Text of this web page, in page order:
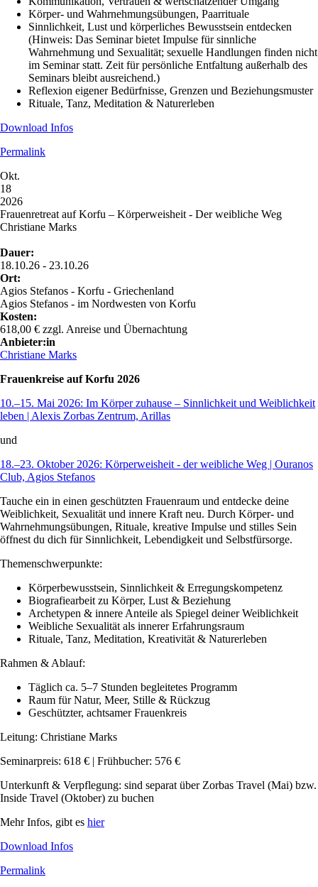
Körper- und Wahrnehmungsübungen, Paarrituale
Sinnlichkeit, Lust und körperliches Bewusstsein entdecken
(Hinweis: Das Seminar bietet Impulse für sinnliche
Wahrnehmung und Sexualität; sexuelle Handlungen finden nicht
im Seminar statt. Zeit für persönliche Entfaltung außerhalb des
Seminars bleibt ausreichend.)
Reflexion eigener Bedürfnisse, Grenzen und Beziehungsmuster
Rituale, Tanz, Meditation & Naturerleben
Download Infos
Permalink
Okt.
18
2026
Frauenretreat auf Korfu – Körperweisheit - Der weibliche Weg
Christiane Marks
Dauer:
18.10.26 - 23.10.26
Ort:
Agios Stefanos - Korfu - Griechenland
Agios Stefanos - im Nordwesten von Korfu
Kosten:
618,00 € zzgl. Anreise und Übernachtung
Anbieter:in
Christiane Marks
Frauenkreise auf Korfu 2026
10.–15. Mai 2026: Im Körper zuhause – Sinnlichkeit und Weiblichkeit
leben | Alexis Zorbas Zentrum, Arillas
und
18.–23. Oktober 2026: Körperweisheit - der weibliche Weg | Ouranos
Club, Agios Stefanos
Tauche ein in einen geschützten Frauenraum und entdecke deine
Weiblichkeit, Sexualität und innere Kraft neu. Durch Körper- und
Wahrnehmungsübungen, Rituale, kreative Impulse und stilles Sein
öffnest du dich für Sinnlichkeit, Lebendigkeit und Selbstfürsorge.
Themenschwerpunkte:
Körperbewusstsein, Sinnlichkeit & Erregungskompetenz
Biografiearbeit zu Körper, Lust & Beziehung
Archetypen & innere Anteile als Spiegel deiner Weiblichkeit
Weibliche Sexualität als innerer Erfahrungsraum
Rituale, Tanz, Meditation, Kreativität & Naturerleben
Rahmen & Ablauf:
Täglich ca. 5–7 Stunden begleitetes Programm
Raum für Natur, Meer, Stille & Rückzug
Geschützter, achtsamer Frauenkreis
Leitung: Christiane Marks
Seminarpreis: 618 € | Frühbucher: 576 €
Unterkunft & Verpflegung: sind separat über Zorbas Travel (Mai) bzw.
Inside Travel (Oktober) zu buchen
Mehr Infos, gibt es hier
Download Infos
Permalink